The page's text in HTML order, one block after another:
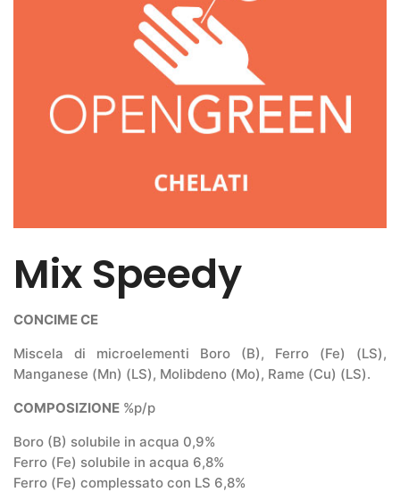
Mix Speedy
CONCIME CE
Miscela di microelementi Boro (B), Ferro (Fe) (LS),
Manganese (Mn) (LS), Molibdeno (Mo), Rame (Cu) (LS).
COMPOSIZIONE %p/p
Boro (B) solubile in acqua 0,9%
Ferro (Fe) solubile in acqua 6,8%
Ferro (Fe) complessato con LS 6,8%